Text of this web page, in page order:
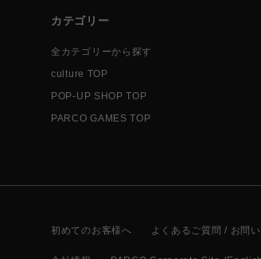
カテゴリー
全カテゴリーから探す
culture TOP
POP-UP SHOP TOP
PARCO GAMES TOP
初めてのお客様へ よくあるご質問 / お問